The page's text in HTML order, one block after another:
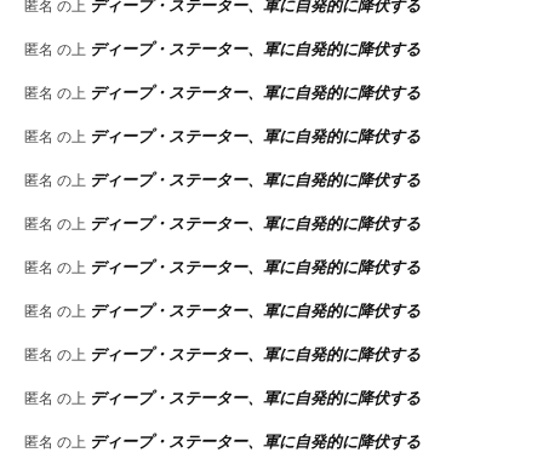
匿名 の上 ディープ・ステーター、軍に自発的に降伏する
匿名 の上 ディープ・ステーター、軍に自発的に降伏する
匿名 の上 ディープ・ステーター、軍に自発的に降伏する
匿名 の上 ディープ・ステーター、軍に自発的に降伏する
匿名 の上 ディープ・ステーター、軍に自発的に降伏する
匿名 の上 ディープ・ステーター、軍に自発的に降伏する
匿名 の上 ディープ・ステーター、軍に自発的に降伏する
匿名 の上 ディープ・ステーター、軍に自発的に降伏する
匿名 の上 ディープ・ステーター、軍に自発的に降伏する
匿名 の上 ディープ・ステーター、軍に自発的に降伏する
匿名 の上 ディープ・ステーター、軍に自発的に降伏する